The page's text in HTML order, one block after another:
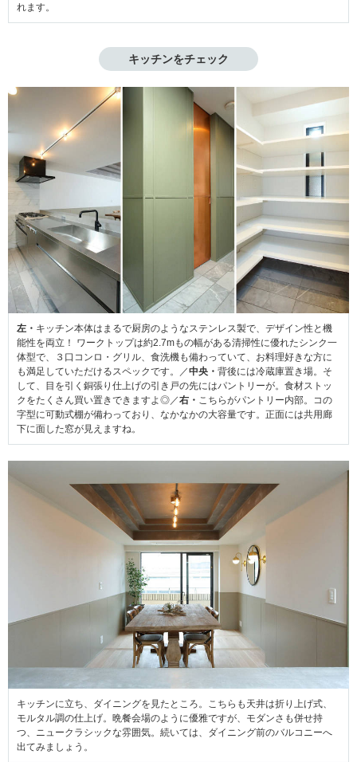
れます。
キッチンをチェック
左・ キッチン本体はまるで厨房のようなステンレス製で、デザイン性と機
能性を両立！ ワークトップは約2.7mもの幅がある清掃性に優れたシンク一
体型で、３口コンロ・グリル、食洗機も備わっていて、お料理好きな方に
も満足していただけるスペックです。／中央・ 背後には冷蔵庫置き場。そ
して、目を引く銅張り仕上げの引き戸の先にはパントリーが。食材ストッ
クをたくさん買い置きできますよ◎／右・ こちらがパントリー内部。コの
字型に可動式棚が備わっており、なかなかの大容量です。正面には共用廊
下に面した窓が見えますね。
キッチンに立ち、ダイニングを見たところ。こちらも天井は折り上げ式、
モルタル調の仕上げ。晩餐会場のように優雅ですが、モダンさも併せ持
つ、ニュークラシックな雰囲気。続いては、ダイニング前のバルコニーへ
出てみましょう。